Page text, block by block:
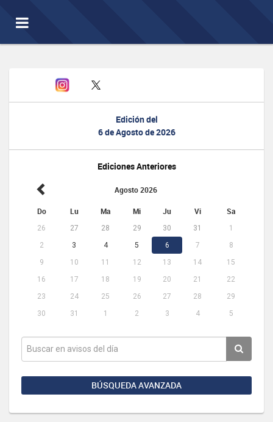
Toggle
navigation
Edición del
6 de Agosto de 2026
Ediciones Anteriores
Agosto 2026
Do Lu Ma Mi Ju Vi Sa
26 27 28 29 30 31
1
2
3 4 5 6 7
8
9
10 11 12 13 14
15
16
17 18 19 20 21
22
23
24 25 26 27 28
29
30
31 1 2 3 4 5
BÚSQUEDA AVANZADA